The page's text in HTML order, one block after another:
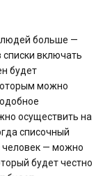
людей больше —
включать
будет
можно
осуществить на
списочный
человек — можно
будет честно